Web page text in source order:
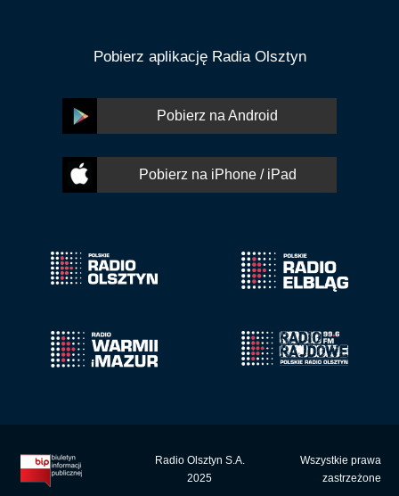
Pobierz aplikację Radia Olsztyn
Pobierz na Android
Pobierz na iPhone / iPad
Radio Olsztyn S.A.
2025
Wszystkie prawa
zastrzeżone